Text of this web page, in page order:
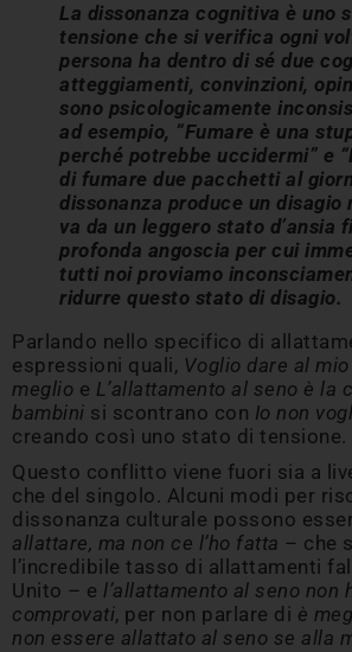
La dissonanza cognitiva è uno
tensione che si verifica ogni
persona ha dentro di sé due
atteggiamenti, convinzioni,
sono psicologicamente
ad esempio, “Fumare è una
perché potrebbe uccidermi” e
di fumare due pacchetti al
dissonanza produce un disagio
va da un leggero stato d’ansia
profonda angoscia per cui
tutti noi proviamo
ridurre questo stato di disagio.
Parlando nello specifico di
espressioni quali, Voglio dare al
meglio e L’allattamento al seno è la
bambini si scontrano con Io non
creando così uno stato di tensione.
Questo conflitto viene fuori sia a
che del singolo. Alcuni modi per
dissonanza culturale possono
allattare, ma non ce l’ho fatta – che
l’incredibile tasso di allattamenti
Unito – e l’allattamento al seno non
comprovati, per non parlare di è
non essere allattato al seno se alla